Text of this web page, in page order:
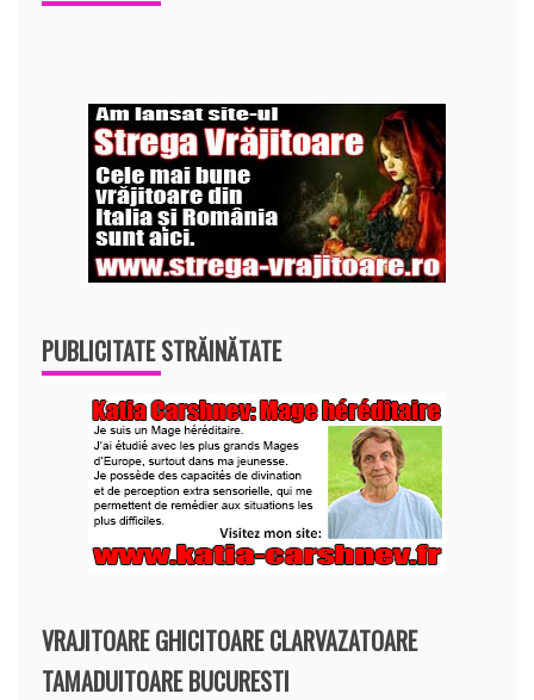
PUBLICITATE STRĂINĂTATE
VRAJITOARE GHICITOARE CLARVAZATOARE
TAMADUITOARE BUCURESTI